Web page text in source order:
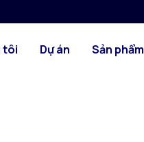
tôi Dự án Sản phẩm
được cung cấp kèm
trong và lớp ngoài để đảm